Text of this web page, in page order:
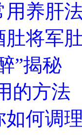
用养肝
肚将军
”揭秘
的方法
如何调